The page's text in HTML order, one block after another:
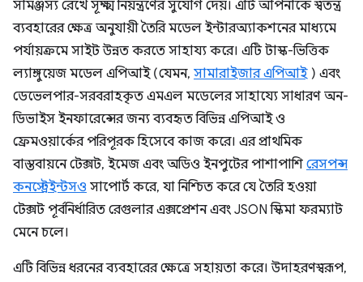
সামঞ্জস্য রেখে সূক্ষ্ম নিয়ন্ত্রণের সুযোগ দেয়। এটি আপনাকে স্বতন্ত্র
ব্যবহারের ক্ষেত্র অনুযায়ী তৈরি মডেল ইন্টারঅ্যাকশনের মাধ্যমে
পর্যায়ক্রমে সাইট উন্নত করতে সাহায্য করে। এটি টাস্ক-ভিত্তিক
ল্যাঙ্গুয়েজ মডেল এপিআই (যেমন, সামারাইজার এপিআই) এবং
ডেভেলপার-সরবরাহকৃত এমএল মডেলের সাহায্যে সাধারণ অন-
ডিভাইস ইনফারেন্সের জন্য ব্যবহৃত বিভিন্ন এপিআই ও
ফ্রেমওয়ার্কের পরিপূরক হিসেবে কাজ করে। এর প্রাথমিক
বাস্তবায়নে টেক্সট, ইমেজ এবং অডিও ইনপুটের পাশাপাশি রেসপন্স
কনস্ট্রেইন্টসও সাপোর্ট করে, যা নিশ্চিত করে যে তৈরি হওয়া
টেক্সট পূর্বনির্ধারিত রেগুলার এক্সপ্রেশন এবং JSON স্কিমা ফরম্যাট
মেনে চলে।
এটি বিভিন্ন ধরনের ব্যবহারের ক্ষেত্রে সহায়তা করে। উদাহরণস্বরূপ,